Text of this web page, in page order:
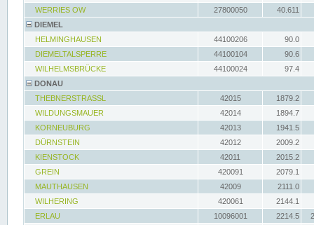
WERRIES OW
27800050
40.611
DIEMEL
HELMINGHAUSEN
44100206
90.0
DIEMELTALSPERRE
44100104
90.6
WILHELMSBRÜCKE
44100024
97.4
DONAU
THEBNERSTRASSL
42015
1879.2
WILDUNGSMAUER
42014
1894.7
KORNEUBURG
42013
1941.5
DÜRNSTEIN
42012
2009.2
KIENSTOCK
42011
2015.2
GREIN
420091
2079.1
MAUTHAUSEN
42009
2111.0
WILHERING
420061
2144.1
ERLAU
10096001 2214.5